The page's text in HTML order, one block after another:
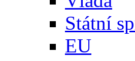
Státní
EU